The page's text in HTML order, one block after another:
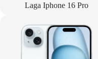
Laga Iphone 16 Pro